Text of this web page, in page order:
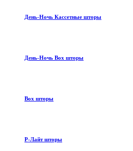
День-Ночь Кассетные шторы
День-Ночь Box шторы
Box шторы
Р-Лайт шторы